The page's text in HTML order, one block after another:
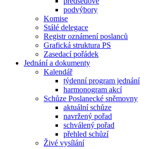
podvýbory
Komise
Stálé delegace
Registr oznámení poslanců
Grafická struktura PS
Zasedací pořádek
Jednání a dokumenty
Kalendář
týdenní program jednání
harmonogram akcí
Schůze Poslanecké sněmovny
aktuální schůze
navržený pořad
schválený pořad
přehled schůzí
Živé vysílání